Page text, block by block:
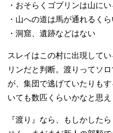
・おそらくゴブリンは山にい
・山への道は馬が通れるく
・洞窟、遺跡などはない
スレイはこの村に出現して
リンだと判断。渡りってソ
が、集団で逃げていたりも
いても数匹くらいかなと思え
『渡り』なら、もしかした